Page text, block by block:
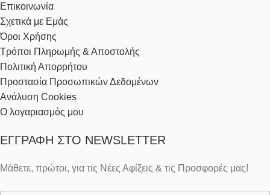
Επικοινωνία
Σχετικά με Εμάς
Όροι Χρήσης
Τρόποι Πληρωμής & Αποστολής
Πολιτική Απορρήτου
Προστασία Προσωπικών Δεδομένων
Ανάλυση Cookies
Ο λογαριασμός μου
ΕΓΓΡΑΦΉ ΣΤΟ NEWSLETTER
Μάθετε, πρώτοι, για τις Νέες Αφίξεις & τις Προσφορές μας!